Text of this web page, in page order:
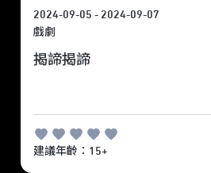
2024-09-05 - 2024-09-07
戲劇
揭諦揭諦
建議年齡：15+